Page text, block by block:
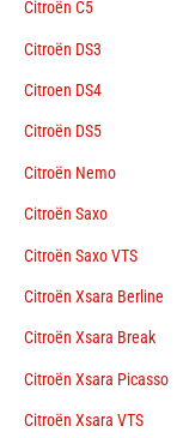
Citroën C5
Citroën DS3
Citroen DS4
Citroën DS5
Citroën Nemo
Citroën Saxo
Citroën Saxo VTS
Citroën Xsara Berline
Citroën Xsara Break
Citroën Xsara Picasso
Citroën Xsara VTS